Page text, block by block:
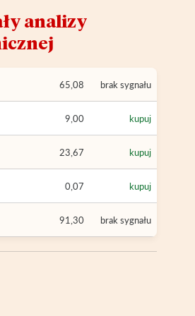
analizy
65,08 brak sygnału
9,00 kupuj
23,67 kupuj
0,07 kupuj
91,30 brak sygnału